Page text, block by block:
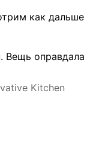
как дальше
Вещь оправдала
Kitchen